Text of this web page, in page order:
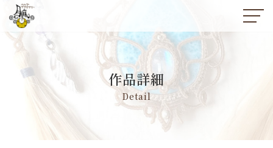
コ
ン
作品詳細
Detail